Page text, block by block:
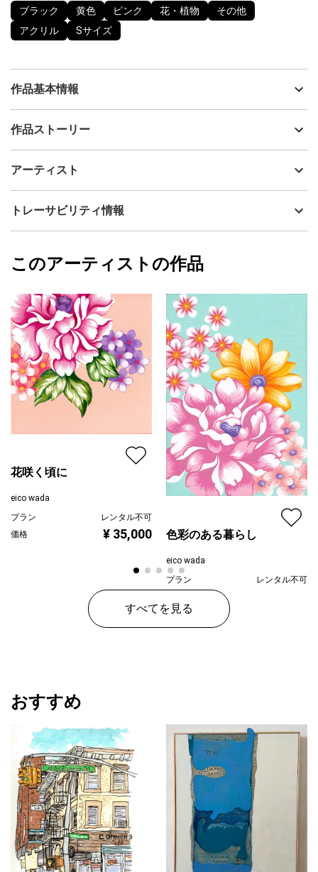
ブラック 黄色 ピンク 花・植物
その他
アクリル
Sサイズ
作品基本情報
出品者
制作年
アクリル
カラー
ブラック
ジャンル
花・植物
配送目安
二週間以内
作品ストーリー
表面はグロスメディウムを重ねています。
size: 15.8 x 22.7cm
制作：2014年
アーティスト
eico wada
フォローする
トレーサビリティ情報
eico wada
このアーティストの作品
花咲く頃に
eico wada
プラン
レンタル不可
価格
¥ 35,000 色彩のある暮らし
eico wada
プラン
レンタル不可
すべてを見る
おすすめ